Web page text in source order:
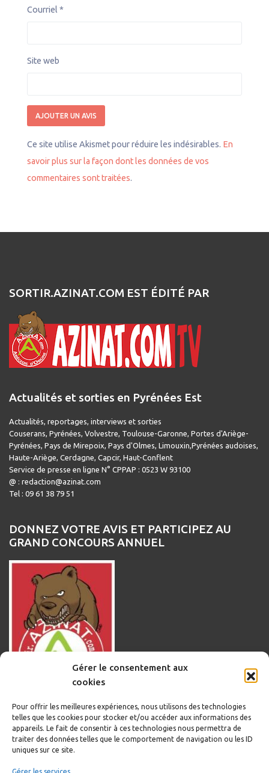
Gérer le consentement aux
cookies
Pour offrir les meilleures expériences, nous utilisons des technologies
telles que les cookies pour stocker et/ou accéder aux informations des
appareils. Le fait de consentir à ces technologies nous permettra de
traiter des données telles que le comportement de navigation ou les ID
uniques sur ce site.
Courriel *
Site web
Ce site utilise Akismet pour réduire les indésirables. En
savoir plus sur la façon dont les données de vos
commentaires sont traitées.
SORTIR.AZINAT.COM EST ÉDITÉ PAR
Actualités et sorties en Pyrénées Est
Actualités, reportages, interviews et sorties
Couserans, Pyrénées, Volvestre, Toulouse-Garonne, Portes d'Ariège-
Pyrénées, Pays de Mirepoix, Pays d'Olmes, Limouxin,Pyrénées audoises,
Haute-Ariège, Cerdagne, Capcir, Haut-Conflent
Service de presse en ligne N° CPPAP : 0523 W 93100
@ : redaction@azinat.com
Tel : 09 61 38 79 51
DONNEZ VOTRE AVIS ET PARTICIPEZ AU
GRAND CONCOURS ANNUEL
Informations légales